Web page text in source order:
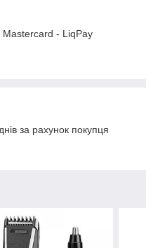
- LiqPay
за рахунок покупця